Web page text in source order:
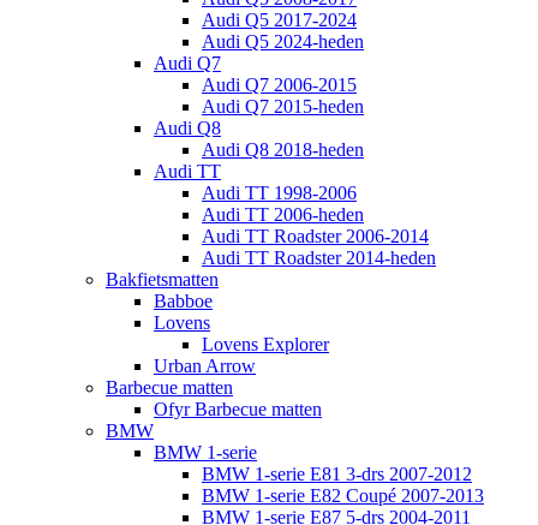
Audi Q5 2017-2024
Audi Q5 2024-heden
Audi Q7
Audi Q7 2006-2015
Audi Q7 2015-heden
Audi Q8
Audi Q8 2018-heden
Audi TT
Audi TT 1998-2006
Audi TT 2006-heden
Audi TT Roadster 2006-2014
Audi TT Roadster 2014-heden
Bakfietsmatten
Babboe
Lovens
Lovens Explorer
Urban Arrow
Barbecue matten
Ofyr Barbecue matten
BMW
BMW 1-serie
BMW 1-serie E81 3-drs 2007-2012
BMW 1-serie E82 Coupé 2007-2013
BMW 1-serie E87 5-drs 2004-2011